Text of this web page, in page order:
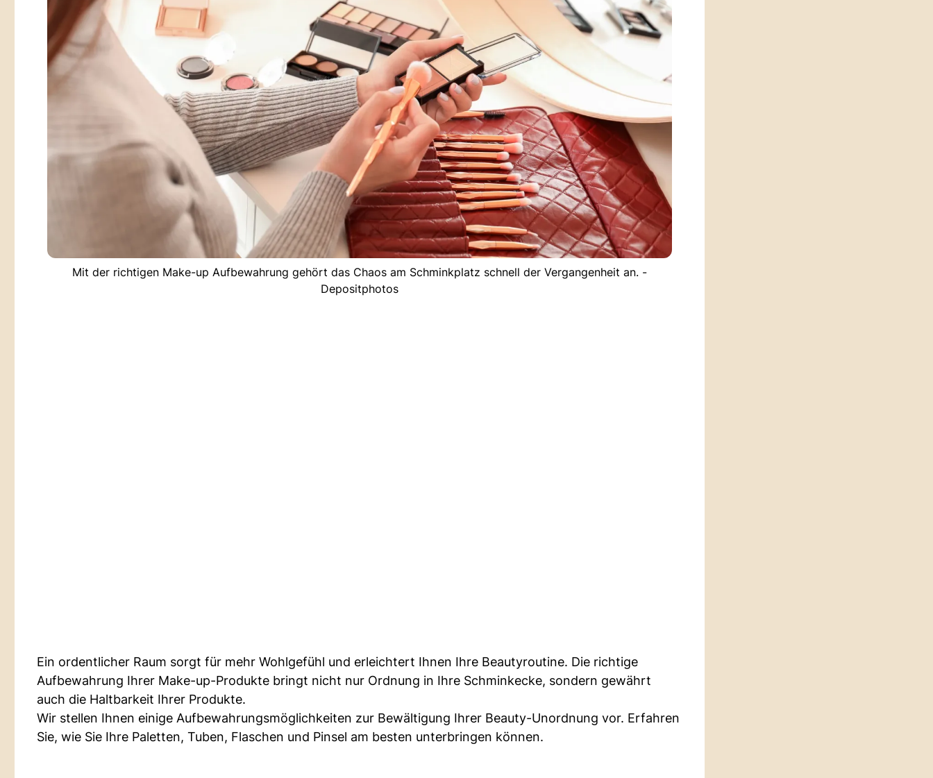
Mit der richtigen Make-up Aufbewahrung gehört das Chaos am Schminkplatz schnell der Vergangenheit an. -
Depositphotos
Ein ordentlicher Raum sorgt für mehr Wohlgefühl und erleichtert Ihnen Ihre Beautyroutine. Die richtige
Aufbewahrung Ihrer Make-up-Produkte bringt nicht nur Ordnung in Ihre Schminkecke, sondern gewährt
auch die Haltbarkeit Ihrer Produkte.
Wir stellen Ihnen einige Aufbewahrungsmöglichkeiten zur Bewältigung Ihrer Beauty-Unordnung vor. Erfahren
Sie, wie Sie Ihre Paletten, Tuben, Flaschen und Pinsel am besten unterbringen können.